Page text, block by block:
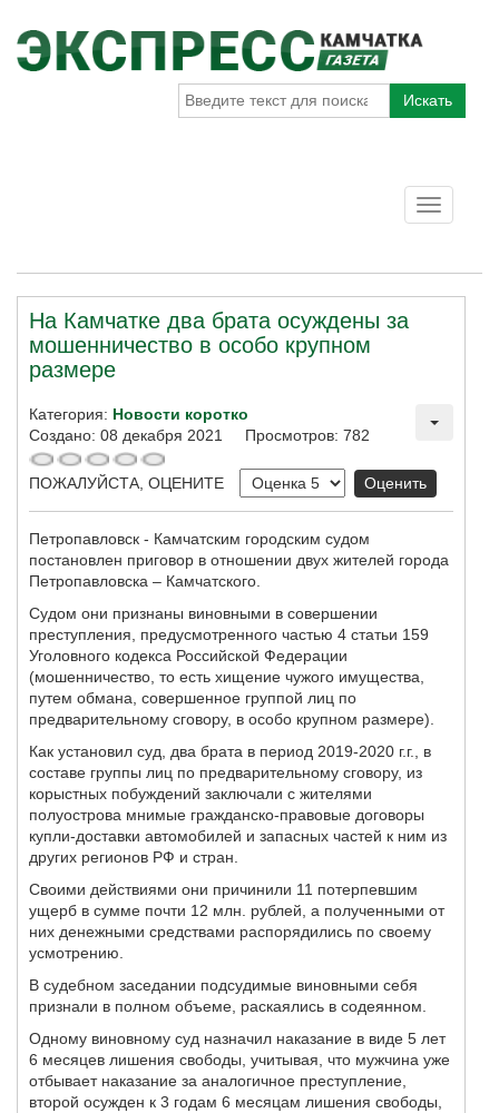
Искать
Toggle
navigation
На Камчатке два брата осуждены за
мошенничество в особо крупном
размере
Категория: Новости коротко
Создано: 08 декабря 2021
Просмотров: 782
ПОЖАЛУЙСТА, ОЦЕНИТЕ
Петропавловск - Камчатским городским судом
постановлен приговор в отношении двух жителей города
Петропавловска – Камчатского.
Судом они признаны виновными в совершении
преступления, предусмотренного частью 4 статьи 159
Уголовного кодекса Российской Федерации
(мошенничество, то есть хищение чужого имущества,
путем обмана, совершенное группой лиц по
предварительному сговору, в особо крупном размере).
Как установил суд, два брата в период 2019-2020 г.г., в
составе группы лиц по предварительному сговору, из
корыстных побуждений заключали с жителями
полуострова мнимые гражданско-правовые договоры
купли-доставки автомобилей и запасных частей к ним из
других регионов РФ и стран.
Своими действиями они причинили 11 потерпевшим
ущерб в сумме почти 12 млн. рублей, а полученными от
них денежными средствами распорядились по своему
усмотрению.
В судебном заседании подсудимые виновными себя
признали в полном объеме, раскаялись в содеянном.
Одному виновному суд назначил наказание в виде 5 лет
6 месяцев лишения свободы, учитывая, что мужчина уже
отбывает наказание за аналогичное преступление,
второй осужден к 3 годам 6 месяцам лишения свободы,